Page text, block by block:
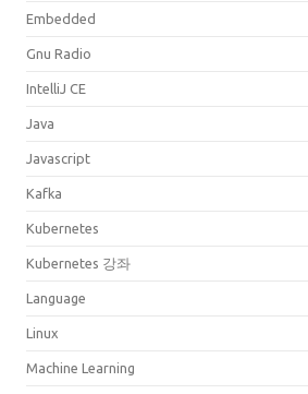
Embedded
Gnu Radio
IntelliJ CE
Java
Javascript
Kafka
Kubernetes
Kubernetes 강좌
Language
Linux
Machine Learning